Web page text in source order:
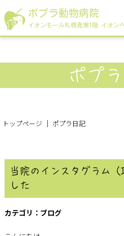
ポプラ動物病院
イオンモール札幌発寒1階 イオン
ポプ
トップページ ポプラ日記
当院のインスタグラム（
した
ブログ